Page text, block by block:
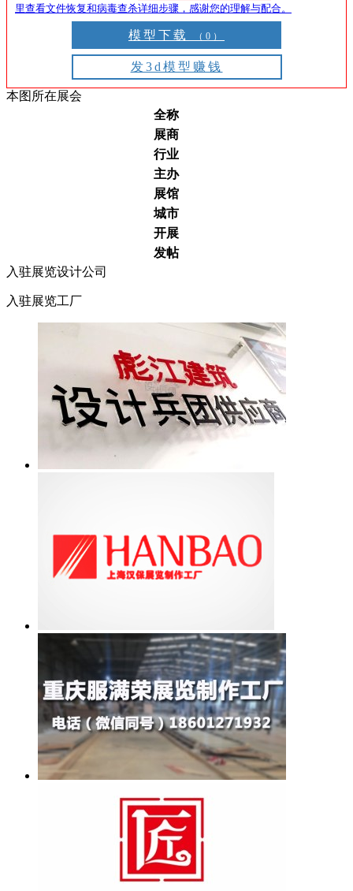
里查看文件恢复和病毒查杀详细步骤，感谢您的理解与配合。
模型下载 （0）
发3d模型赚钱
本图所在展会
全称
展商
行业
主办
展馆
城市
开展
发帖
入驻展览设计公司
入驻展览工厂